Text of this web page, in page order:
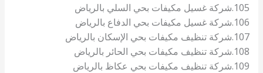
105.شركة غسيل مكيفات بحي السلي بالرياض
106.شركة غسيل مكيفات بحي الدفاع بالرياض
107.شركة تنظيف مكيفات بحي الإسكان بالرياض
108.شركة تنظيف مكيفات بحي الحائر بالرياض
109.شركة تنظيف مكيفات بحي عكاظ بالرياض